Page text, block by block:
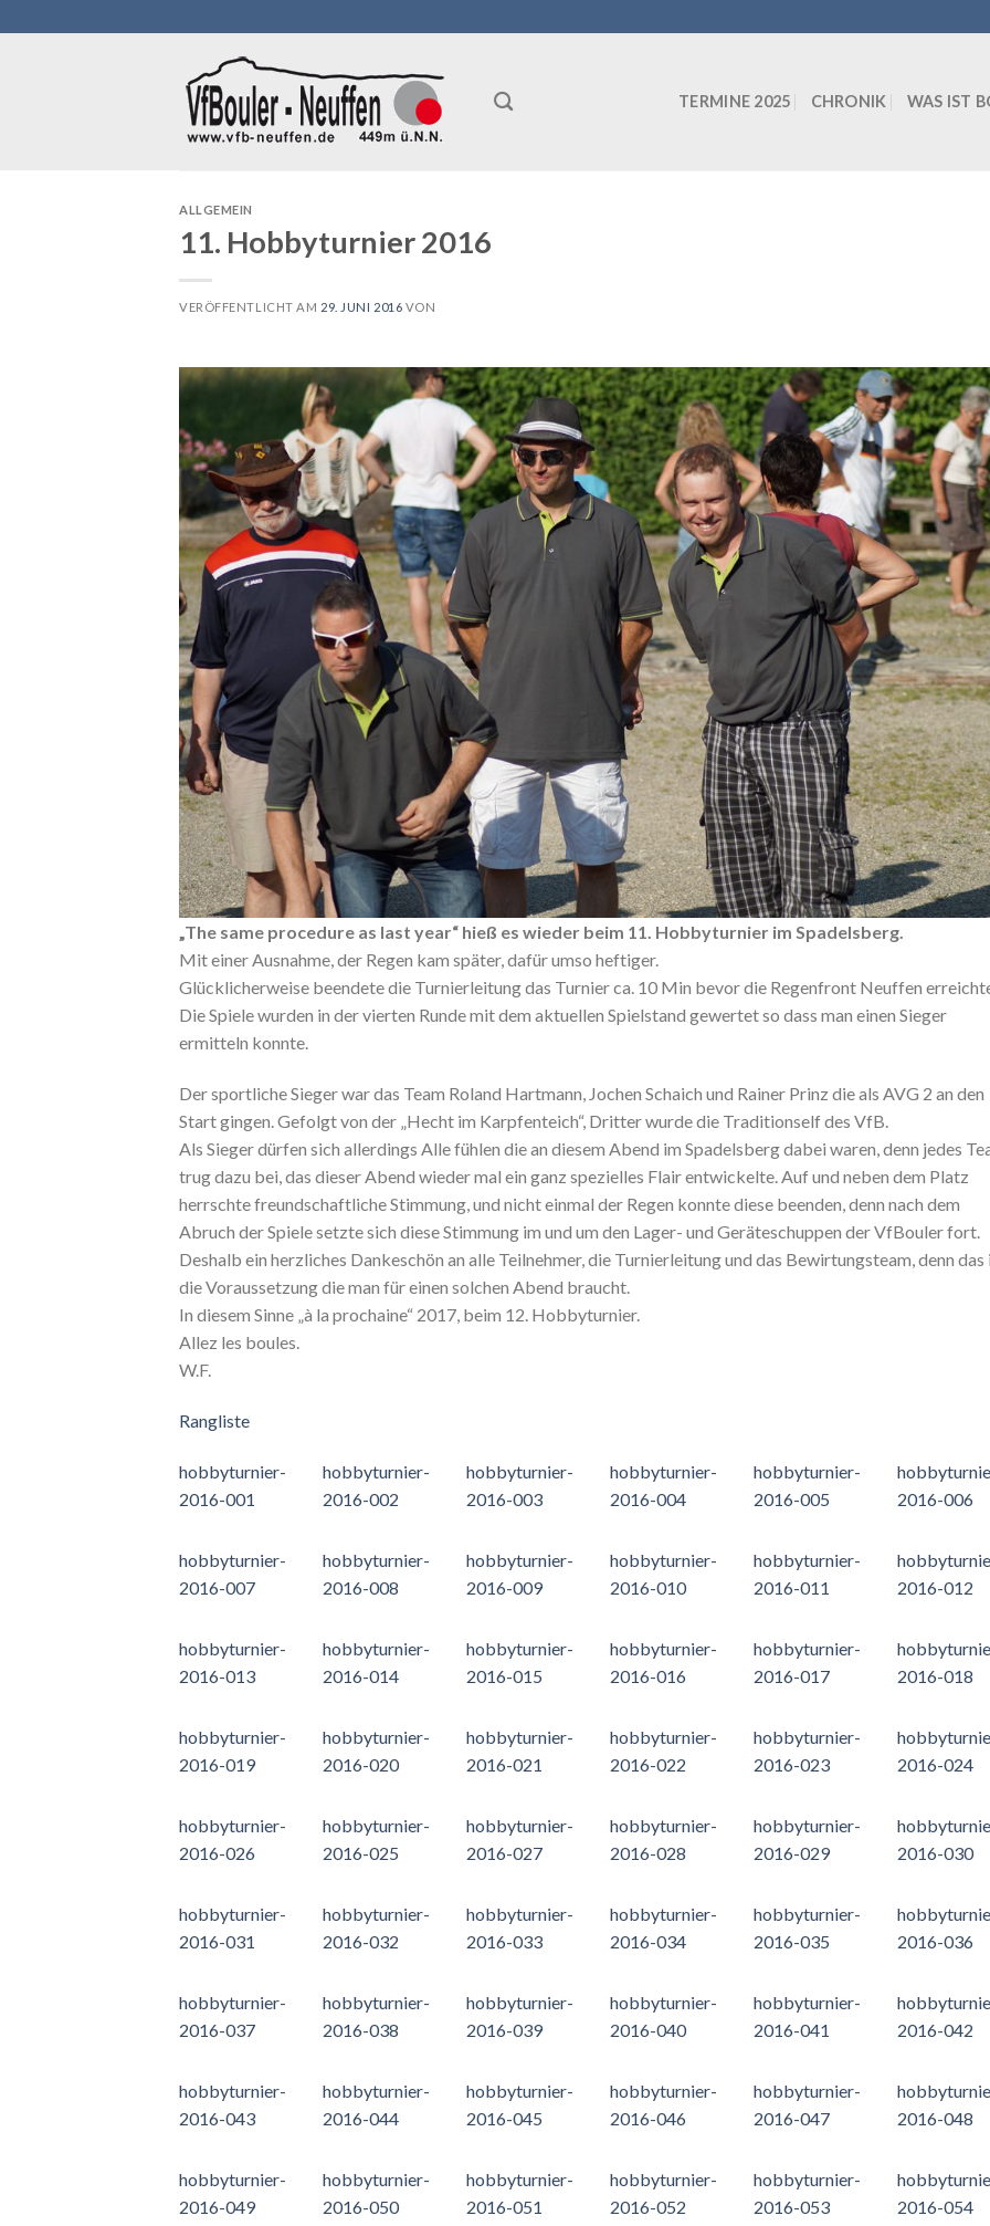
to
TERMINE 2025 CHRONIK WAS IST
ALLGEMEIN
11. Hobbyturnier 2016
VERÖFFENTLICHT AM 29. JUNI 2016 VON
„The same procedure as last year“ hieß es wieder beim 11. Hobbyturnier im Spadelsberg.
Mit einer Ausnahme, der Regen kam später, dafür umso heftiger.
Glücklicherweise beendete die Turnierleitung das Turnier ca. 10 Min bevor die Regenfront Neuffen
Die Spiele wurden in der vierten Runde mit dem aktuellen Spielstand gewertet so dass man einen Sieger
ermitteln konnte.
Der sportliche Sieger war das Team Roland Hartmann, Jochen Schaich und Rainer Prinz die als AVG 2 an den
Start gingen. Gefolgt von der „Hecht im Karpfenteich“, Dritter wurde die Traditionself des VfB.
Als Sieger dürfen sich allerdings Alle fühlen die an diesem Abend im Spadelsberg dabei waren, denn jedes
trug dazu bei, das dieser Abend wieder mal ein ganz spezielles Flair entwickelte. Auf und neben dem Platz
herrschte freundschaftliche Stimmung, und nicht einmal der Regen konnte diese beenden, denn nach dem
Abruch der Spiele setzte sich diese Stimmung im und um den Lager- und Geräteschuppen der VfBouler fort.
Deshalb ein herzliches Dankeschön an alle Teilnehmer, die Turnierleitung und das Bewirtungsteam, denn das
die Voraussetzung die man für einen solchen Abend braucht.
In diesem Sinne „à la prochaine“ 2017, beim 12. Hobbyturnier.
Allez les boules.
W.F.
Rangliste
hobbyturnier-
2016-001
hobbyturnier-
2016-002
hobbyturnier-
2016-003
hobbyturnier-
2016-004
hobbyturnier-
2016-005
2016-006
hobbyturnier-
2016-007
hobbyturnier-
2016-008
hobbyturnier-
2016-009
hobbyturnier-
2016-010
hobbyturnier-
2016-011
2016-012
hobbyturnier-
2016-013
hobbyturnier-
2016-014
hobbyturnier-
2016-015
hobbyturnier-
2016-016
hobbyturnier-
2016-017
2016-018
hobbyturnier-
2016-019
hobbyturnier-
2016-020
hobbyturnier-
2016-021
hobbyturnier-
2016-022
hobbyturnier-
2016-023
2016-024
hobbyturnier-
2016-026
hobbyturnier-
2016-025
hobbyturnier-
2016-027
hobbyturnier-
2016-028
hobbyturnier-
2016-029
2016-030
hobbyturnier-
2016-031
hobbyturnier-
2016-032
hobbyturnier-
2016-033
hobbyturnier-
2016-034
hobbyturnier-
2016-035
2016-036
hobbyturnier-
2016-037
hobbyturnier-
2016-038
hobbyturnier-
2016-039
hobbyturnier-
2016-040
hobbyturnier-
2016-041
2016-042
hobbyturnier-
2016-043
hobbyturnier-
2016-044
hobbyturnier-
2016-045
hobbyturnier-
2016-046
hobbyturnier-
2016-047
2016-048
hobbyturnier-
2016-049
hobbyturnier-
2016-050
hobbyturnier-
2016-051
hobbyturnier-
2016-052
hobbyturnier-
2016-053
2016-054